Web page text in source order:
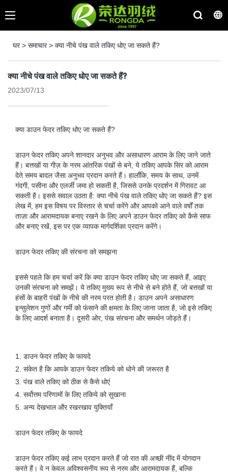
घर> समाचार> क्या नीचे पंख वाले तकिए धोए जा सकते हैं?
क्या नीचे पंख वाले तकिए धोए जा सकते हैं?
2023/07/13
क्या डाउन फेदर तकिए धोए जा सकते हैं?
डाउन फेदर तकिए अपने शानदार अनुभव और असाधारण आराम के लिए जाने जाते
हैं। बत्तखों या गीज़ के नरम आंतरिक पंखों से बने, ये तकिए आपके सिर को आराम
देते समय बादल जैसा अनुभव प्रदान करते हैं। हालाँकि, समय के साथ, उनमें
गंदगी, पसीना और एलर्जी जमा हो सकती है, जिससे उनके प्रदर्शन में गिरावट आ
सकती है। इससे सवाल उठता है: क्या नीचे पंख वाले तकिए धोए जा सकते हैं? इस
लेख में, हम इस विषय पर विस्तार से चर्चा करेंगे और आपको आने वाले वर्षों तक
ताज़ा और आरामदायक बनाए रखने के लिए अपने डाउन फेदर तकिए को कैसे साफ
और बनाए रखें, इस पर एक व्यापक मार्गदर्शिका प्रदान करेंगे।
डाउन फेदर तकिए की संरचना को समझना
इससे पहले कि हम चर्चा करें कि क्या डाउन फेदर तकिए धोए जा सकते हैं, आइए
उनकी संरचना को समझें। ये तकिए मुख्य रूप से नीचे से बने होते हैं, जो बत्तखों या
हंसों के बाहरी पंखों के नीचे की नरम परत होती है। डाउन अपने असाधारण
इन्सुलेशन गुणों और गर्मी को फंसाने की क्षमता के लिए जाना जाता है, जो इसे तकिए
के लिए आदर्श बनाता है। दूसरी ओर, पंख संरचना और समर्थन जोड़ते हैं।
1. डाउन फेदर तकिए के फायदे
2. संकेत है कि आपके डाउन फेदर तकिये को धोने की जरूरत है
3. पंख वाले तकिए को ठीक से कैसे धोएं
4. सर्वोत्तम परिणामों के लिए तकिये को सुखाना
5. अन्य देखभाल और रखरखाव युक्तियाँ
डाउन फेदर तकिए के फायदे
डाउन फेदर तकिए कई लाभ प्रदान करते हैं जो रात की अच्छी नींद में योगदान
करते हैं। वे न केवल अविश्वसनीय रूप से नरम और आरामदायक हैं, बल्कि